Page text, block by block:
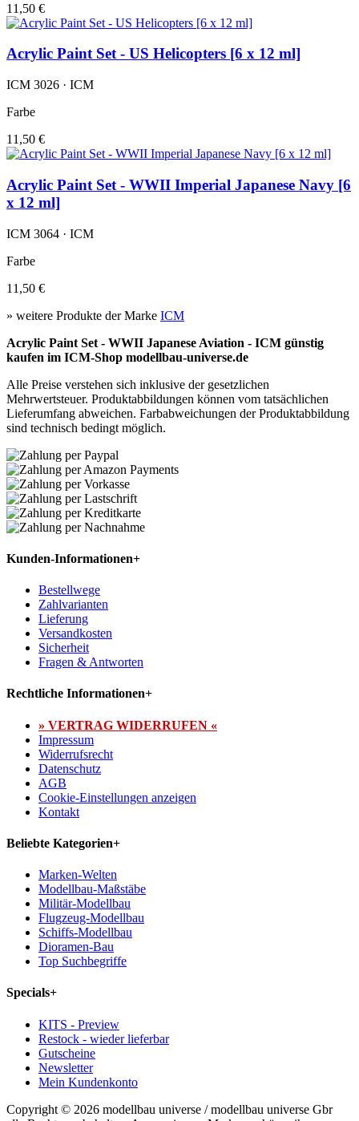
11,50 €
Acrylic Paint Set - US Helicopters [6 x 12 ml]
ICM 3026 · ICM
Farbe
11,50 €
Acrylic Paint Set - WWII Imperial Japanese Navy [6
x 12 ml]
ICM 3064 · ICM
Farbe
11,50 €
» weitere Produkte der Marke ICM
Acrylic Paint Set - WWII Japanese Aviation - ICM günstig
kaufen im ICM-Shop modellbau-universe.de
Alle Preise verstehen sich inklusive der gesetzlichen
Mehrwertsteuer. Produktabbildungen können vom tatsächlichen
Lieferumfang abweichen. Farbabweichungen der Produktabbildung
sind technisch bedingt möglich.
Kunden-Informationen+
Bestellwege
Zahlvarianten
Lieferung
Versandkosten
Sicherheit
Fragen & Antworten
Rechtliche Informationen+
» VERTRAG WIDERRUFEN «
Impressum
Widerrufsrecht
Datenschutz
AGB
Cookie-Einstellungen anzeigen
Kontakt
Beliebte Kategorien+
Marken-Welten
Modellbau-Maßstäbe
Militär-Modellbau
Flugzeug-Modellbau
Schiffs-Modellbau
Dioramen-Bau
Top Suchbegriffe
Specials+
KITS - Preview
Restock - wieder lieferbar
Gutscheine
Newsletter
Mein Kundenkonto
Copyright © 2026 modellbau universe / modellbau universe Gbr